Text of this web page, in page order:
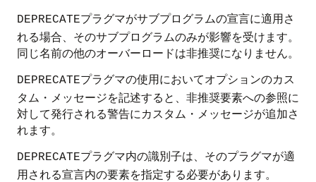
DEPRECATEプラグマがサブプログラムの宣言に適用さ
れる場合、そのサブプログラムのみが影響を受けます。
同じ名前の他のオーバーロードは非推奨になりません。
DEPRECATEプラグマの使用においてオプションのカス
タム・メッセージを記述すると、非推奨要素への参照に
対して発行される警告にカスタム・メッセージが追加さ
れます。
DEPRECATEプラグマ内の識別子は、そのプラグマが適
用される宣言内の要素を指定する必要があります。